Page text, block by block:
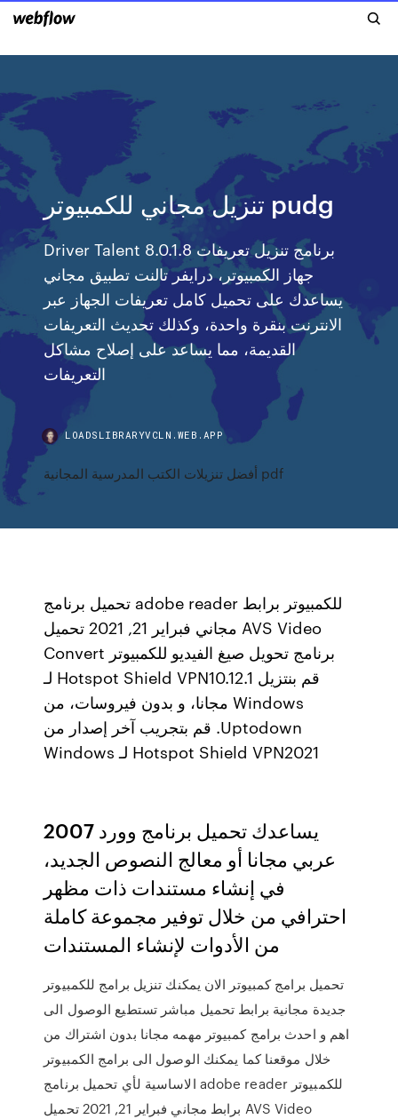
تنزيل مجاني للكمبيوتر pudg
Driver Talent 8.0.1.8 برنامج تنزيل تعريفات
جهاز الكمبيوتر، درايفر تالنت تطبيق مجاني
يساعدك على تحميل كامل تعريفات الجهاز عبر
الانترنت بنقرة واحدة، وكذلك تحديث التعريفات
القديمة، مما يساعد على إصلاح مشاكل
التعريفات
LOADSLIBRARYVCLN.WEB.APP
أفضل تنزيلات الكتب المدرسية المجانية pdf
تحميل برنامج adobe reader للكمبيوتر برابط
مجاني فبراير 21, 2021 تحميل AVS Video
Convert برنامج تحويل صيغ الفيديو للكمبيوتر
‫قم بنتزيل Hotspot Shield VPN10.12.1 لـ
Windows مجانا، و بدون فيروسات، من
Uptodown. قم بتجريب آخر إصدار من
Hotspot Shield VPN2021 لـ Windows
يساعدك تحميل برنامج وورد 2007
عربي مجانا أو معالج النصوص الجديد،
في إنشاء مستندات ذات مظهر
احترافي من خلال توفير مجموعة كاملة
من الأدوات لإنشاء المستندات
تحميل برامج كمبيوتر الان يمكنك تنزيل برامج للكمبيوتر
جديدة مجانية برابط تحميل مباشر تستطيع الوصول الى
اهم و احدث برامج كمبيوتر مهمه مجانا بدون اشتراك من
خلال موقعنا كما يمكنك الوصول الى برامج الكمبيوتر
الاساسية لأي تحميل برنامج adobe reader للكمبيوتر
برابط مجاني فبراير 21, 2021 تحميل AVS Video